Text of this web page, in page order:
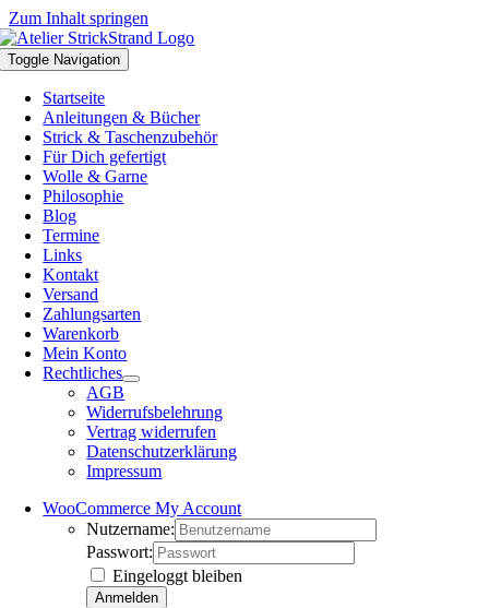
Zum Inhalt springen
Toggle Navigation
Startseite
Anleitungen & Bücher
Strick & Taschenzubehör
Für Dich gefertigt
Wolle & Garne
Philosophie
Blog
Termine
Links
Kontakt
Versand
Zahlungsarten
Warenkorb
Mein Konto
Rechtliches
AGB
Widerrufsbelehrung
Vertrag widerrufen
Datenschutzerklärung
Impressum
WooCommerce My Account
Nutzername:
Passwort:
Eingeloggt bleiben